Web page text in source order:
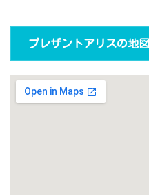
プレザントアリスの地図